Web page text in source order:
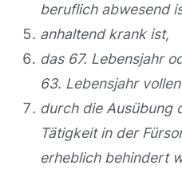
beruflich abwesend
anhaltend krank ist,
das 67. Lebensjahr
63. Lebensjahr
durch die Ausübung
Tätigkeit in der
erheblich behindert